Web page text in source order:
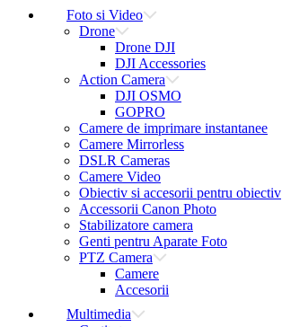
Foto si Video
Drone
Drone DJI
DJI Accessories
Action Camera
DJI OSMO
GOPRO
Camere de imprimare instantanee
Camere Mirrorless
DSLR Cameras
Camere Video
Obiectiv si accesorii pentru obiectiv
Accessorii Canon Photo
Stabilizatore camera
Genti pentru Aparate Foto
PTZ Camera
Camere
Accesorii
Multimedia